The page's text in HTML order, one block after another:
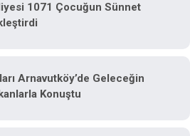
1071 Çocuğun Sünnet
Arnavutköy’de Geleceğin
Konuştu